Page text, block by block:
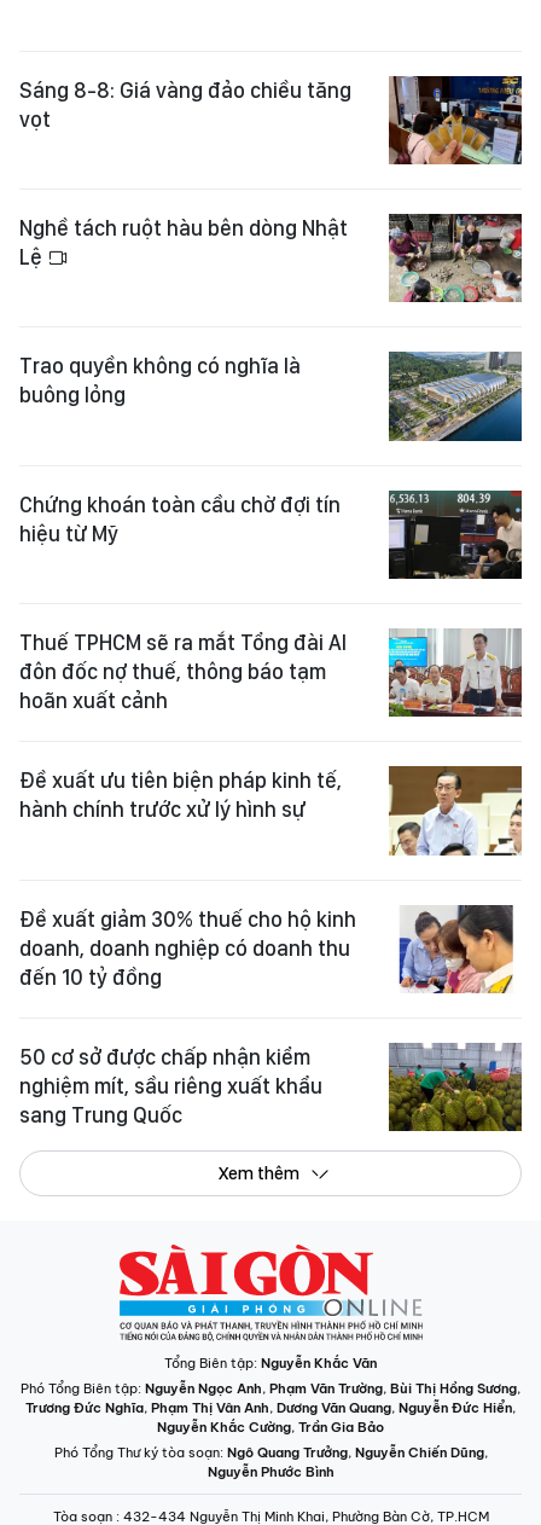
Sáng 8-8: Giá vàng đảo chiều tăng
vọt
Nghề tách ruột hàu bên dòng Nhật
Lệ
Trao quyền không có nghĩa là
buông lỏng
Chứng khoán toàn cầu chờ đợi tín
hiệu từ Mỹ
Thuế TPHCM sẽ ra mắt Tổng đài AI
đôn đốc nợ thuế, thông báo tạm
hoãn xuất cảnh
Đề xuất ưu tiên biện pháp kinh tế,
hành chính trước xử lý hình sự
Đề xuất giảm 30% thuế cho hộ kinh
doanh, doanh nghiệp có doanh thu
đến 10 tỷ đồng
50 cơ sở được chấp nhận kiểm
nghiệm mít, sầu riêng xuất khẩu
sang Trung Quốc
Xem thêm
Tổng Biên tập: Nguyễn Khắc Văn
Phó Tổng Biên tập: Nguyễn Ngọc Anh, Phạm Văn Trường, Bùi Thị Hồng Sương,
Trương Đức Nghĩa, Phạm Thị Vân Anh, Dương Văn Quang, Nguyễn Đức Hiển,
Nguyễn Khắc Cường, Trần Gia Bảo
Phó Tổng Thư ký tòa soạn: Ngô Quang Trưởng, Nguyễn Chiến Dũng,
Nguyễn Phước Bình
Tòa soạn : 432-434 Nguyễn Thị Minh Khai, Phường Bàn Cờ, TP.HCM